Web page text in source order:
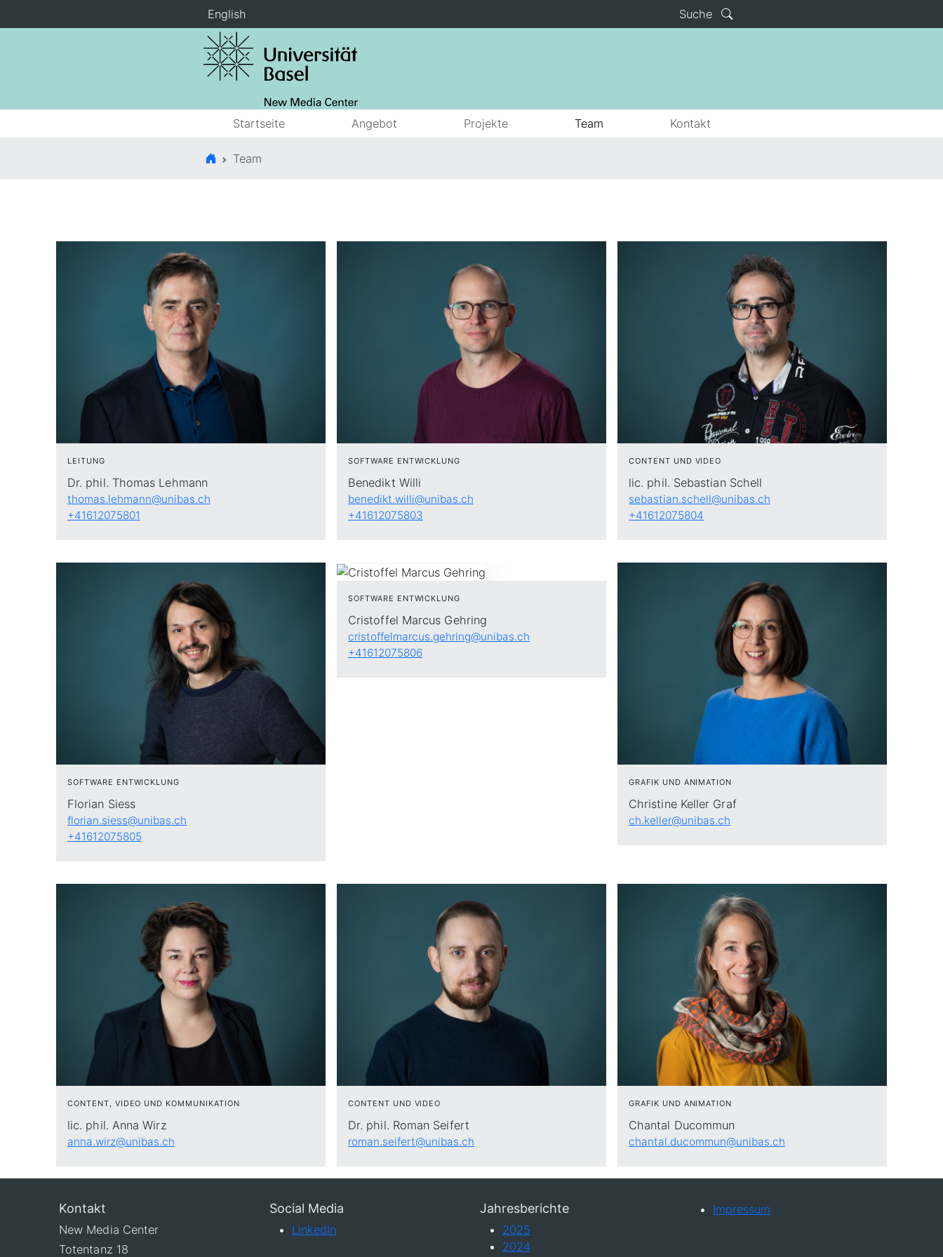
English Suche
Startseite Angebot Projekte Team Kontakt
Team
LEITUNG
Dr. phil. Thomas Lehmann
thomas.lehmann@unibas.ch
+41612075801
SOFTWARE ENTWICKLUNG
Benedikt Willi
benedikt.willi@unibas.ch
+41612075803
CONTENT UND VIDEO
lic. phil. Sebastian Schell
sebastian.schell@unibas.ch
+41612075804
SOFTWARE ENTWICKLUNG
Florian Siess
florian.siess@unibas.ch
+41612075805
SOFTWARE ENTWICKLUNG
Cristoffel Marcus Gehring
cristoffelmarcus.gehring@unibas.ch
+41612075806
GRAFIK UND ANIMATION
Christine Keller Graf
ch.keller@unibas.ch
CONTENT, VIDEO UND KOMMUNIKATION
lic. phil. Anna Wirz
anna.wirz@unibas.ch
CONTENT UND VIDEO
Dr. phil. Roman Seifert
roman.seifert@unibas.ch
GRAFIK UND ANIMATION
Chantal Ducommun
chantal.ducommun@unibas.ch
Kontakt
New Media Center
Totentanz 18
Social Media
LinkedIn
Jahresberichte
2025
2024
Impressum